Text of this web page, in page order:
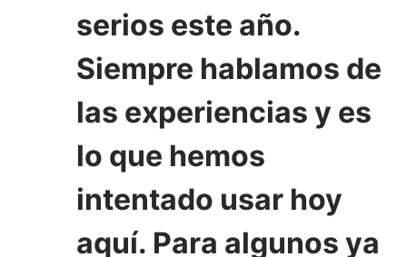
serios este año.
Siempre hablamos de
las experiencias y es
lo que hemos
intentado usar hoy
aquí. Para algunos ya